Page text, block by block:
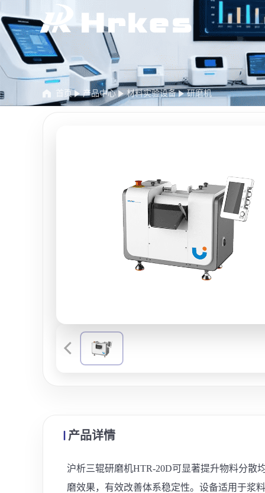
首页 产品中心 材料实验设备 研磨机
产品详情
沪析三辊研磨机HTR-20D可显著提升物料分散
磨效果，有效改善体系稳定性。设备适用于浆